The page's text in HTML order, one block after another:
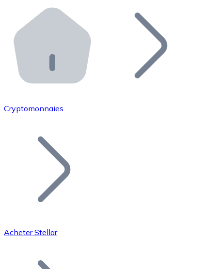
Distributeurs automatiques Bitnovo
Intégrez un ATM Bitnovo dans votre entreprise et
API Bitnovo
Intégrez notre API dans votre écosystème.
Rejoignez notre réseau de distributeurs et
Ajoutez le token de votre projet à notre service
Bitcoin
Cryptomonnaies
Acheter Stellar